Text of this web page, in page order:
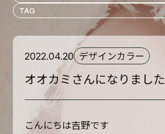
2022.04.20 デザインカラー
オオカミさんになりました
こんにちは吉野です